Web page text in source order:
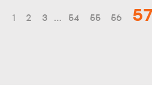
1 2 3 … 54 55 56